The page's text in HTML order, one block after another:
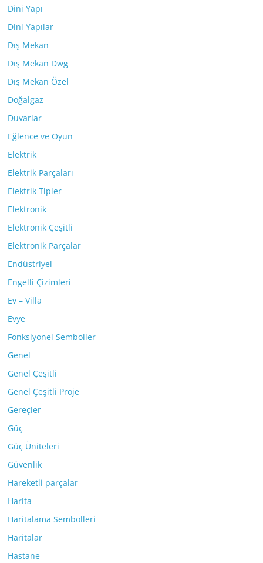
Dini Yapı
Dini Yapılar
Dış Mekan
Dış Mekan Dwg
Dış Mekan Özel
Doğalgaz
Duvarlar
Eğlence ve Oyun
Elektrik
Elektrik Parçaları
Elektrik Tipler
Elektronik
Elektronik Çeşitli
Elektronik Parçalar
Endüstriyel
Engelli Çizimleri
Ev – Villa
Evye
Fonksiyonel Semboller
Genel
Genel Çeşitli
Genel Çeşitli Proje
Gereçler
Güç
Güç Üniteleri
Güvenlik
Hareketli parçalar
Harita
Haritalama Sembolleri
Haritalar
Hastane